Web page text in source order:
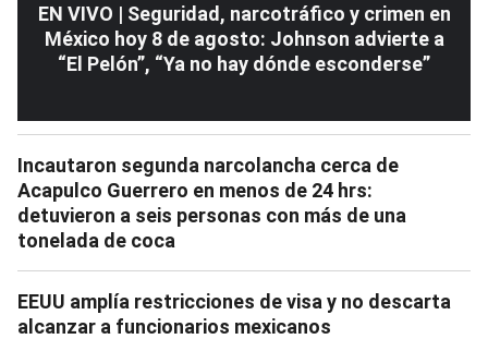
EN VIVO | Seguridad, narcotráfico y crimen en
México hoy 8 de agosto: Johnson advierte a
“El Pelón”, “Ya no hay dónde esconderse”
Incautaron segunda narcolancha cerca de
Acapulco Guerrero en menos de 24 hrs:
detuvieron a seis personas con más de una
tonelada de coca
EEUU amplía restricciones de visa y no descarta
alcanzar a funcionarios mexicanos